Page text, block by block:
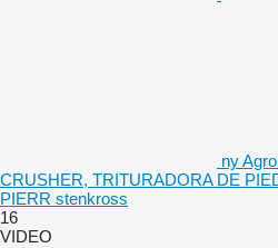
ny
CRUSHER, TRITURADORA DE
PIERR stenkross
16
VIDEO